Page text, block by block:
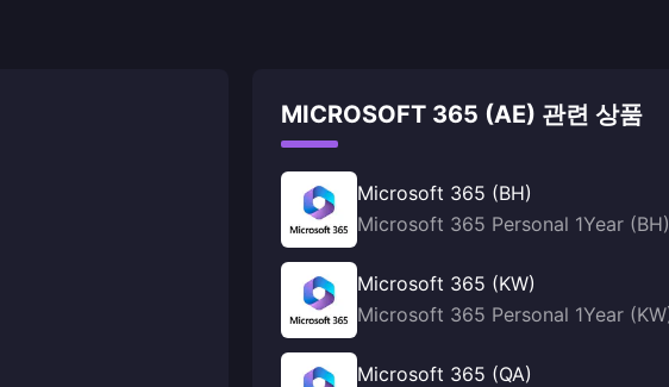
MICROSOFT 365 (AE) 관련 상품
Microsoft 365 (BH)
Microsoft 365 Personal 1Year (BH)
Microsoft 365 (KW)
Microsoft 365 Personal 1Year
Microsoft 365 (QA)